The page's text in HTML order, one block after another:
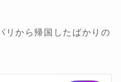
リから帰国したばかりの